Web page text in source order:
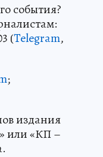
события?
(Telegram,
;
издания
или «КП –